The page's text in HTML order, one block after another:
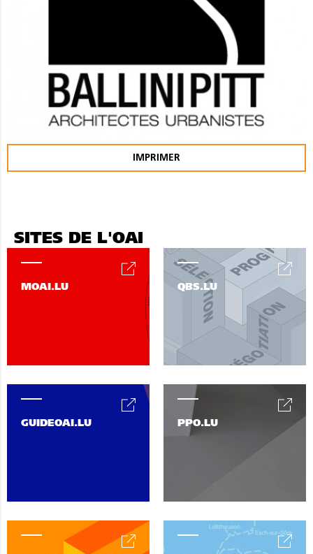
IMPRIMER
SITES DE L'OAI
MOAI.LU QBS.LU
PPO.LU
GUIDEOAI.LU